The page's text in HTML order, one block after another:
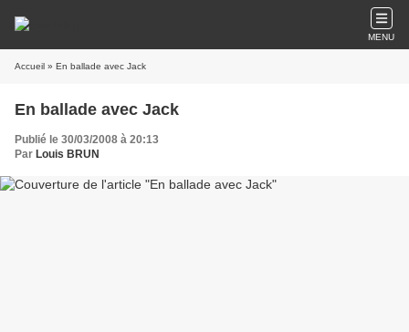
MENU
Accueil » En ballade avec Jack
En ballade avec Jack
Publié le 30/03/2008 à 20:13
Par Louis BRUN